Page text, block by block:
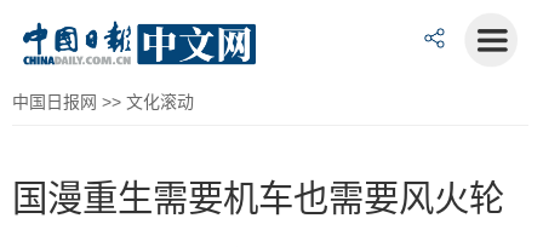
中国日报网 >> 文化滚动
国漫重生需要机车也需要风火轮